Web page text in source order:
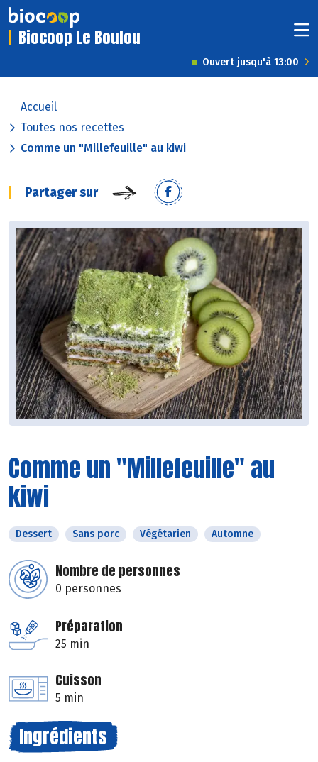
Biocoop Le Boulou
Ouvert jusqu'à 13:00
Accueil
Toutes nos recettes
Comme un "Millefeuille" au kiwi
Partager sur
Comme un "Millefeuille" au
kiwi
Dessert Sans porc Végétarien Automne
Nombre de personnes
0 personnes
Préparation
25 min
Cuisson
5 min
Ingrédients